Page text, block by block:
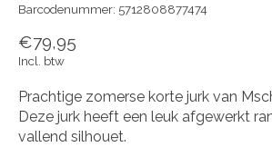
Barcodenummer: 5712808877474
€79,95
Incl. btw
Prachtige zomerse korte jurk van
Deze jurk heeft een leuk afgewerkt
vallend silhouet.